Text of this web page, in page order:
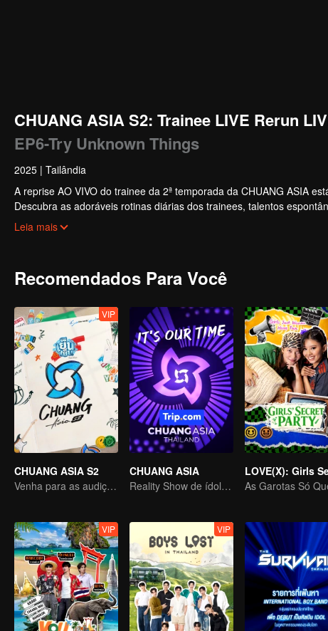
CHUANG ASIA S2: Trainee LIVE Rerun
EP6-Try Unknown Things
2025 | Tailândia
A reprise AO VIVO do trainee da 2ª temporada da CHUANG ASIA
Descubra as adoráveis ​​rotinas diárias dos trainees, talentos
para diversão sem parar!
Leia mais
Recomendados Para Você
VIP
CHUANG ASIA S2
Venha para as audições asiáticas e escolha seu ídolo
CHUANG ASIA
Reality Show de ídolos de grupos femininos
VIP VIP